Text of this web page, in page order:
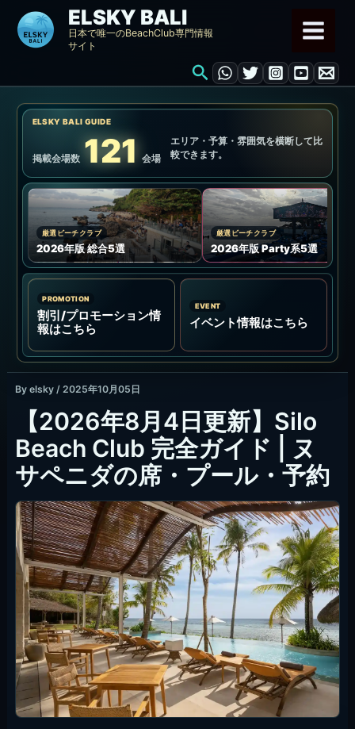
ELSKY BALI
日本で唯一のBeachClub専門情報
サイト
検
ELSKY BALI GUIDE
掲載会場数 121 会場
エリア・予算・雰囲気を横断して比
較できます。
厳選ビーチクラブ
2026年版 総合5選
厳選ビーチクラブ
2026年版 Party系5選
PROMOTION
割引/プロモーション情
報はこちら
EVENT
イベント情報はこちら
By elsky / 2025年10月05日
【2026年8月4日更新】Silo
Beach Club 完全ガイド | ヌ
サペニダの席・プール・予約